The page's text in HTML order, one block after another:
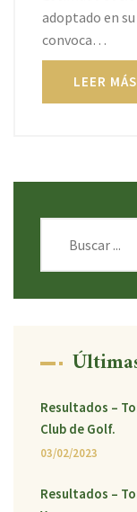
adoptado en su
convoca…
LEER MÁS
Resultados –
Club de Golf.
03/02/2023
Resultados –